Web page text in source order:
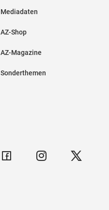
Mediadaten
AZ-Shop
AZ-Magazine
Sonderthemen